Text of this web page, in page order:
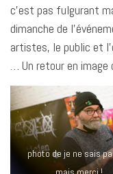
c’est pas fulgurant
dimanche de
artistes, le public et
… Un retour en
photo de je ne sais